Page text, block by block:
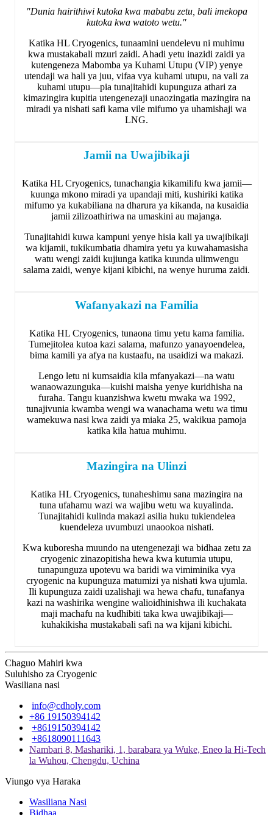
"Dunia hairithiwi kutoka kwa mababu zetu, bali imekopa
kutoka kwa watoto wetu."
Katika HL Cryogenics, tunaamini uendelevu ni muhimu
kwa mustakabali mzuri zaidi. Ahadi yetu inazidi zaidi ya
kutengeneza Mabomba ya Kuhami Utupu (VIP) yenye
utendaji wa hali ya juu, vifaa vya kuhami utupu, na vali za
kuhami utupu—pia tunajitahidi kupunguza athari za
kimazingira kupitia utengenezaji unaozingatia mazingira na
miradi ya nishati safi kama vile mifumo ya uhamishaji wa
LNG.
Jamii na Uwajibikaji
Katika HL Cryogenics, tunachangia kikamilifu kwa jamii—
kuunga mkono miradi ya upandaji miti, kushiriki katika
mifumo ya kukabiliana na dharura ya kikanda, na kusaidia
jamii zilizoathiriwa na umaskini au majanga.
Tunajitahidi kuwa kampuni yenye hisia kali ya uwajibikaji
wa kijamii, tukikumbatia dhamira yetu ya kuwahamasisha
watu wengi zaidi kujiunga katika kuunda ulimwengu
salama zaidi, wenye kijani kibichi, na wenye huruma zaidi.
Wafanyakazi na Familia
Katika HL Cryogenics, tunaona timu yetu kama familia.
Tumejitolea kutoa kazi salama, mafunzo yanayoendelea,
bima kamili ya afya na kustaafu, na usaidizi wa makazi.
Lengo letu ni kumsaidia kila mfanyakazi—na watu
wanaowazunguka—kuishi maisha yenye kuridhisha na
furaha. Tangu kuanzishwa kwetu mwaka wa 1992,
tunajivunia kwamba wengi wa wanachama wetu wa timu
wamekuwa nasi kwa zaidi ya miaka 25, wakikua pamoja
katika kila hatua muhimu.
Mazingira na Ulinzi
Katika HL Cryogenics, tunaheshimu sana mazingira na
tuna ufahamu wazi wa wajibu wetu wa kuyalinda.
Tunajitahidi kulinda makazi asilia huku tukiendelea
kuendeleza uvumbuzi unaookoa nishati.
Kwa kuboresha muundo na utengenezaji wa bidhaa zetu za
cryogenic zinazopitisha hewa kwa kutumia utupu,
tunapunguza upotevu wa baridi wa vimiminika vya
cryogenic na kupunguza matumizi ya nishati kwa ujumla.
Ili kupunguza zaidi uzalishaji wa hewa chafu, tunafanya
kazi na washirika wengine walioidhinishwa ili kuchakata
maji machafu na kudhibiti taka kwa uwajibikaji—
kuhakikisha mustakabali safi na wa kijani kibichi.
Chaguo Mahiri kwa
Suluhisho za Cryogenic
Wasiliana nasi
info@cdholy.com
+86 19150394142
+8619150394142
+8618090111643
Nambari 8, Mashariki, 1, barabara ya Wuke, Eneo la Hi-Tech
la Wuhou, Chengdu, Uchina
Viungo vya Haraka
Wasiliana Nasi
Bidhaa